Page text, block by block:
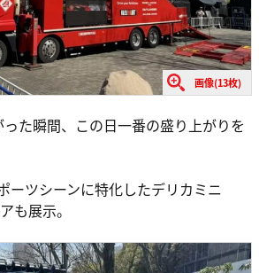
画像(13枚)
た瞬間、この日一番の盛り上がりを
ーツシーンに特化したデリカミニ
も展示。